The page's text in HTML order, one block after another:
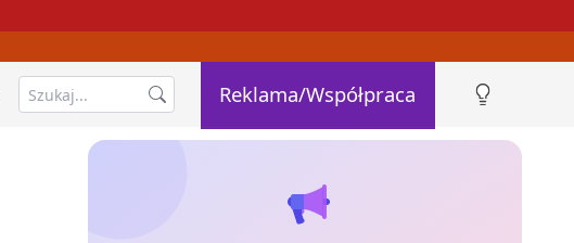
Reklama/Współpraca